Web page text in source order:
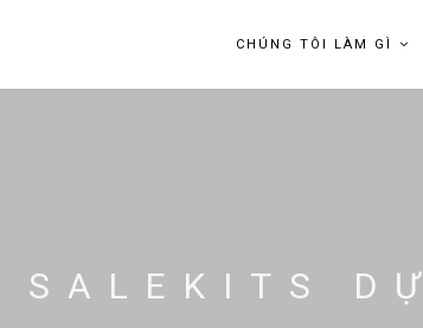
CHÚNG TÔI LÀM GÌ
DỰ